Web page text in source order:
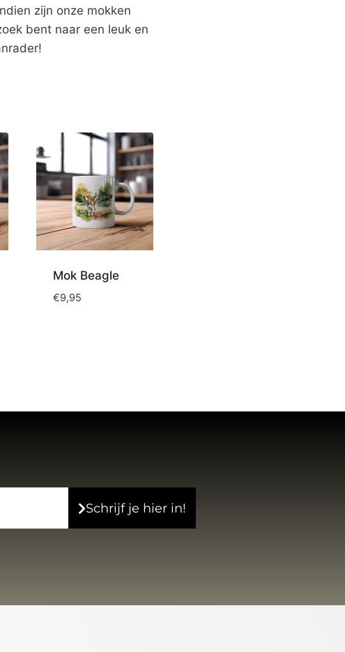
zijn onze mokken
bent naar een leuk en
Mok Beagle
€9,95
Schrijf je hier in!